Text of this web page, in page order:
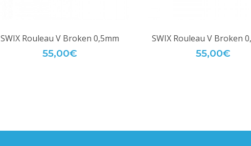
SWIX Rouleau V Broken 0,5mm
55,00€
SWIX Rouleau V Broken
55,00€